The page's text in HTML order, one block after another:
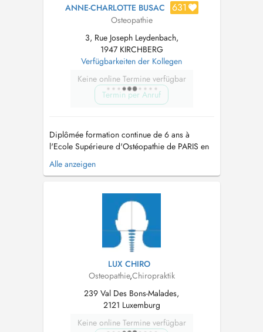
ANNE-CHARLOTTE BUSAC 631
Osteopathie
3, Rue Joseph Leydenbach,
1947 KIRCHBERG
Verfügbarkeiten der Kollegen
Keine online Termine verfügbar
Termin per Anruf
Diplômée formation continue de 6 ans à
l'Ecole Supérieure d'Ostéopathie de PARIS en
2011, après plus de 10 ans dans un cabinet
pluridisciplinaire à Thionville en France,
Luxembourg depuis début 2022 au sein du
centre mère enfant de kinésithérapie THE
Alle anzeigen
LUX CHIRO
Osteopathie,Chiropraktik
239 Val Des Bons-Malades,
2121 Luxemburg
Keine online Termine verfügbar